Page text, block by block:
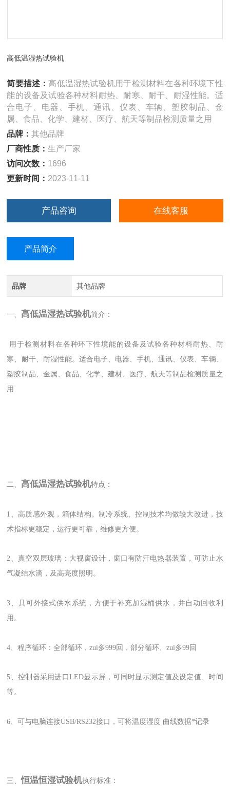
高低温湿热试验机
简要描述：高低温湿热试验机用于检测材料在各种环境下性
能的设备及试验各种材料耐热、耐寒、耐干、耐湿性能。适
合电子、电器、手机、通讯、仪表、车辆、塑胶制品、金
属、食品、化学、建材、医疗、航天等制品检测质量之用
品牌：其他品牌
厂商性质：生产厂家
访问次数： 1696
更新时间： 2023-11-11
产品咨询 在线客服
产品简介
品牌 其他品牌
一、 高低温湿热试验机简介：
用于检测材料在各种环下性境能的设备及试验各种材料耐热、耐
寒、耐干、耐湿性能。适合电子、电器、手机、通讯、仪表、车辆、
塑胶制品、金属、食品、化学、建材、医疗、航天等制品检测质量之
用
二、 高低温湿热试验机特点：
1、高质感外观，箱体结构。制冷系统、控制技术均做较大改进，技
术指标更稳定，运行更可靠，维修更方便。
2、真空双层玻璃：大视窗设计，窗口有防汗电热器装置，可防止水
气凝结水滴，及高亮度照明。
3、具可外接式供水系统，方便于补充加湿桶供水，并自动回收利
用。
4、程序循环：全部循环，zui多999回，部分循环、zui多99回
5、控制器采用进口LED显示屏，可同时显示测定值及设定值、时间
等。
6、可与电脑连接USB/RS232接口，可将温度湿度 曲线数据*记录
三、恒温恒湿试验机执行标准：